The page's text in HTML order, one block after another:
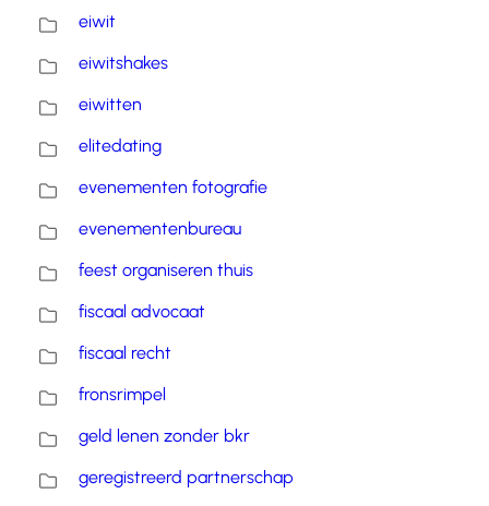
eiwit
eiwitshakes
eiwitten
elitedating
evenementen fotografie
evenementenbureau
feest organiseren thuis
fiscaal advocaat
fiscaal recht
fronsrimpel
geld lenen zonder bkr
geregistreerd partnerschap